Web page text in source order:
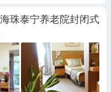
珠泰宁养老院封闭式